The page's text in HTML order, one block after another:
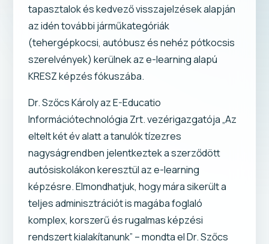
tapasztalok és kedvező visszajelzések alapján
az idén további járműkategóriák
(tehergépkocsi, autóbusz és nehéz pótkocsis
szerelvények) kerülnek az e-learning alapú
KRESZ képzés fókuszába.
Dr. Szőcs Károly az E-Educatio
Információtechnológia Zrt. vezérigazgatója „Az
eltelt két év alatt a tanulók tízezres
nagyságrendben jelentkeztek a szerződött
autósiskolákon keresztül az e-learning
képzésre. Elmondhatjuk, hogy mára sikerült a
teljes adminisztrációt is magába foglaló
komplex, korszerű és rugalmas képzési
rendszert kialakítanunk” – mondta el Dr. Szőcs